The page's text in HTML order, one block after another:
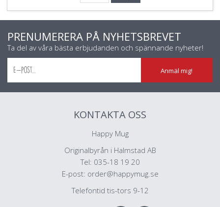
PRENUMERERA PÅ NYHETSBREVET
Ta del av våra bästa erbjudanden och spännande nyheter!
Anmäl mig!
KONTAKTA OSS
Happy Mug
Originalbyrån i Halmstad AB
Tel: 035-18 19 20
E-post: order@happymug.se
Telefontid tis-tors 9-12